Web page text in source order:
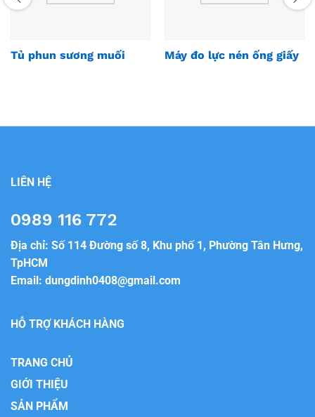
Tủ phun sương muối Máy đo lực nén ống giấy
LIÊN HỆ
0989 116 772
Địa chỉ: Số 114 Đường số 8, Khu phố 1, Phường Tân Hưng,
TpHCM
Email: dungdinh0408@gmail.com
HỖ TRỢ KHÁCH HÀNG
TRANG CHỦ
GIỚI THIỆU
SẢN PHẨM